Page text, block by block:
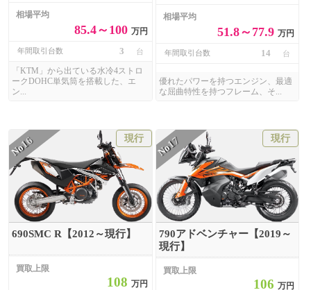
相場平均
85.4～100 万円
年間取引台数 3 台
「KTM」から出ている水冷4ストロ
ークDOHC単気筒を搭載した、エ
ン...
相場平均
51.8～77.9万円
年間取引台数 14 台
優れたパワーを持つエンジン、最適
な屈曲特性を持つフレーム、そ...
No16 現行
690SMC R【2012～現行】
買取上限
108 万円
No
17 現行
790アドベンチャー【2019～
現行】
買取上限
106万円